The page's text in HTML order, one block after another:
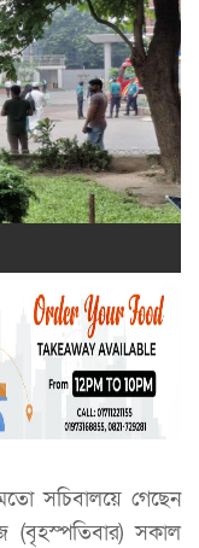
সচিবালয়ে গেছেন
(বৃহস্পতিবার) সকাল